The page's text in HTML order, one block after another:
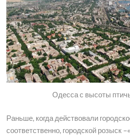
Одесса с высоты
Раньше, когда действовали
соответственно, городской розыск